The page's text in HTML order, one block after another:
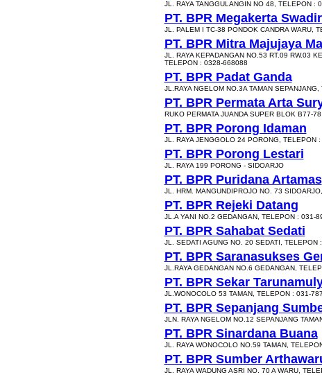
JL. RAYA TANGGULANGIN NO 48, TELEPON :
PT. BPR Megakerta
JL. PALEM I TC-38 PONDOK CANDRA WARU,
PT. BPR Mitra Majujaya
JL. RAYA KEPADANGAN NO.53 RT.09 RW.03
TELEPON : 0328-668088
PT. BPR Padat Ganda
JL.RAYA NGELOM NO.3A TAMAN
PT. BPR Permata Arta
RUKO PERMATA JUANDA SUPER BLOK B77-78
PT. BPR Porong Idaman
JL. RAYA JENGGOLO 24 PORONG, TELEPON
PT. BPR Porong Lestari
JL. RAYA 199 PORONG - SIDOARJO
PT. BPR Puridana Artamas
JL. HRM. MANGUNDIPROJO NO. 73
PT. BPR Rejeki Datang
JL.A YANI NO.2 GEDANGAN, TELEPON : 031-
PT. BPR Sahabat Sedati
JL. SEDATI AGUNG NO. 20 SEDATI, TELEPON
PT. BPR Saranasukses
JL.RAYA GEDANGAN NO.6 GEDANGAN,
PT. BPR Sekar
JL.WONOCOLO 53 TAMAN, TELEPON : 031-
PT. BPR Sepanjang
JLN. RAYA NGELOM NO.12 SEPANJANG
PT. BPR Sinardana Buana
JL. RAYA WONOCOLO NO.59 TAMAN,
PT. BPR Sumber
JL. RAYA WADUNG ASRI NO. 70 A WARU,